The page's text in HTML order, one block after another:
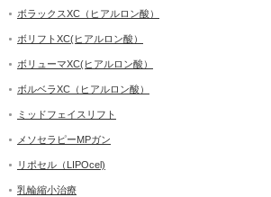
ボラックスXC（ヒアルロン酸）
ボリフトXC(ヒアルロン酸）
ボリューマXC(ヒアルロン酸）
ボルベラXC（ヒアルロン酸）
ミッドフェイスリフト
メソセラピーMPガン
リポセル（LIPOcel)
乳輪縮小治療